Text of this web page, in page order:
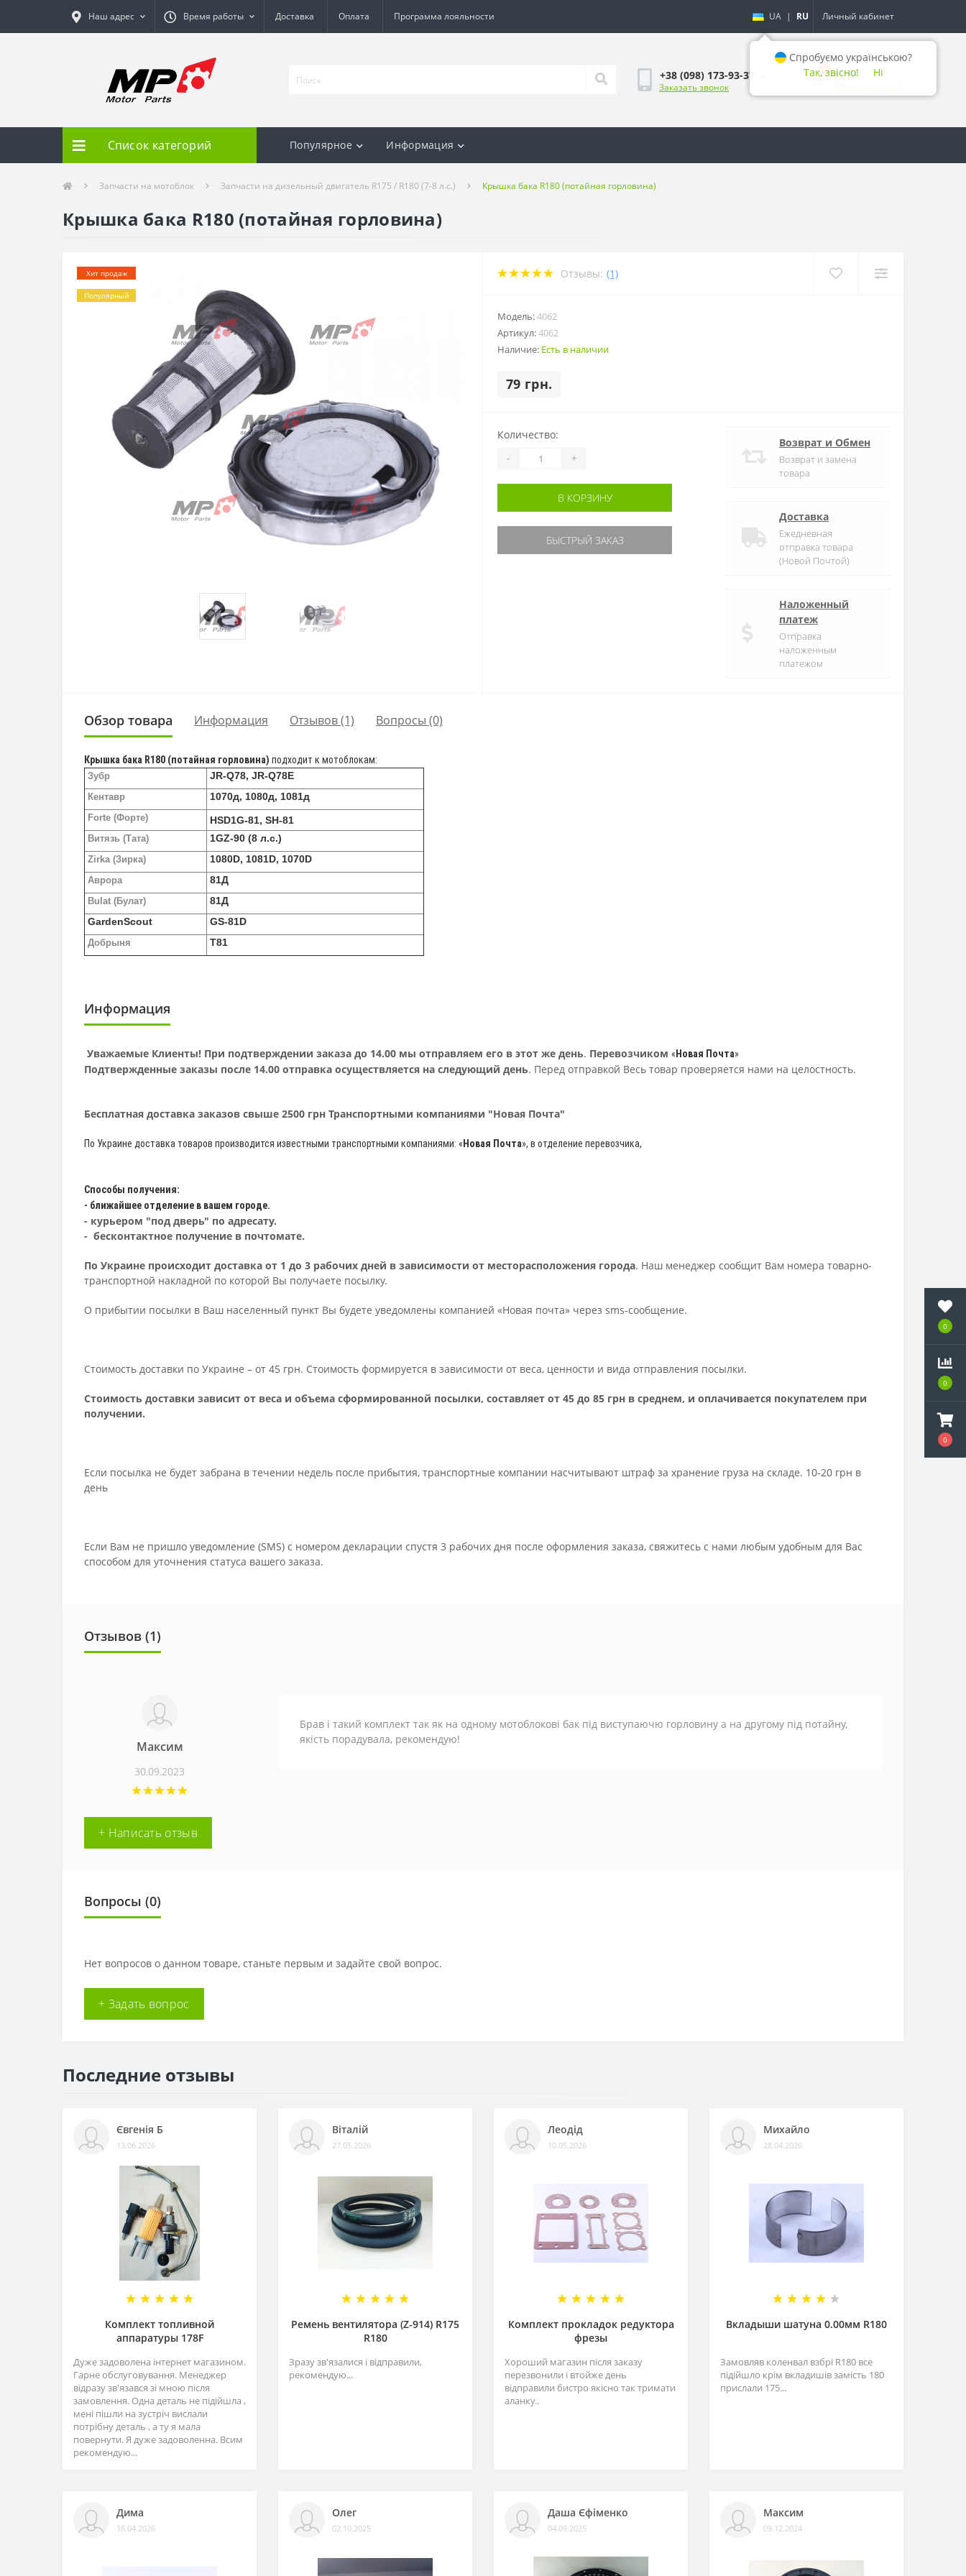
0
0
0
Наш адрес Время работы Доставка Оплата Программа лояльности UA | RU Личный кабинет
+38 (098) 173-93-37
Заказать звонок
0 0 грн.
Список категорий Популярное Информация
Запчасти на мотоблок Запчасти на дизельный двигатель R175 / R180 (7-8 л.с.) Крышка бака R180 (потайная горловина)
Крышка бака R180 (потайная горловина)
Хит продаж
Популярный
Отзывы: (1)
Модель:4062
Артикул:4062
Наличие: Есть в наличии
79 грн.
Количество:
- +
В КОРЗИНУ
БЫСТРЫЙ ЗАКАЗ
Возврат и Обмен
Возврат и замена
товара
Доставка
Ежедневная
отправка товара
(Новой Почтой)
Наложенный
платеж
Отправка
наложенным
платежом
Обзор товара Информация Отзывов (1) Вопросы (0)
Крышка бака R180 (потайная горловина) подходит к мотоблокам:
Зубр JR-Q78, JR-Q78E
Кентавр 1070д, 1080д, 1081д
Forte (Форте) HSD1G-81, SH-81
Витязь (Тата) 1GZ-90 (8 л.с.)
Zirka (Зирка) 1080D, 1081D, 1070D
Аврора 81Д
Bulat (Булат)
81Д
GardenScout
GS-81D
Добрыня T81
Информация
Уважаемые Клиенты! При подтверждении заказа до 14.00 мы отправляем его в этот же день. Перевозчиком « Новая Почта»
Подтвержденные заказы после 14.00 отправка осуществляется на следующий день. Перед отправкой Весь товар проверяется нами на целостность.
Бесплатная доставка заказов свыше 2500 грн Транспортными компаниями "Новая Почта"
По Украине доставка товаров производится известными транспортными компаниями: « Новая Почта», в отделение перевозчика,
Способы получения:
- ближайшее отделение в вашем городе.
- курьером "под дверь" по адресату.
- бесконтактное получение в почтомате.
По Украине происходит доставка от 1 до 3 рабочих дней в зависимости от месторасположения города. Наш менеджер сообщит Вам номера товарно-
транспортной накладной по которой Вы получаете посылку.
О прибытии посылки в Ваш населенный пункт Вы будете уведомлены компанией «Новая почта» через sms-сообщение.
Стоимость доставки по Украине – от 45 грн. Стоимость формируется в зависимости от веса, ценности и вида отправления посылки.
Стоимость доставки зависит от веса и объема сформированной посылки, составляет от 45 до 85 грн в среднем, и оплачивается покупателем при
получении.
Если посылка не будет забрана в течении недель после прибытия, транспортные компании насчитывают штраф за хранение груза на складе. 10-20 грн в
день
Если Вам не пришло уведомление (SMS) с номером декларации спустя 3 рабочих дня после оформления заказа, свяжитесь с нами любым удобным для Вас
способом для уточнения статуса вашего заказа.
Отзывов (1)
Максим
30.09.2023
Брав і такий комплект так як на одному мотоблокові бак під виступаючю горловину а на другому під потайну,
якість порадувала, рекомендую!
+ Написать отзыв
Вопросы (0)
Нет вопросов о данном товаре, станьте первым и задайте свой вопрос.
+ Задать вопрос
Последние отзывы
Євгенія Б
13.06.2026
Комплект топливной
аппаратуры 178F
Дуже задоволена інтернет магазином.
Гарне обслуговування. Менеджер
відразу зв'язався зі мною після
замовлення. Одна деталь не підійшла ,
мені пішли на зустріч вислали
потрібну деталь , а ту я мала
повернути. Я дуже задоволенна. Всим
рекомендую...
Віталій
27.05.2026
Ремень вентилятора (Z-914) R175
R180
Зразу зв'язалися і відправили,
рекомендую...
Леодід
10.05.2026
Комплект прокладок редуктора
фрезы
Хороший магазин після заказу
перезвонили і втойже день
відправили бистро якісно так тримати
аланку..
Михайло
28.04.2026
Вкладыши шатуна 0.00мм R180
Замовляв коленвал взбрі R180 все
підійшло крім вкладишів замість 180
прислали 175...
Дима
18.04.2026
Олег
02.10.2025
Даша Єфіменко
04.09.2025
Максим
09.12.2024
Спробуємо українською?
Так, звісно!
Ні